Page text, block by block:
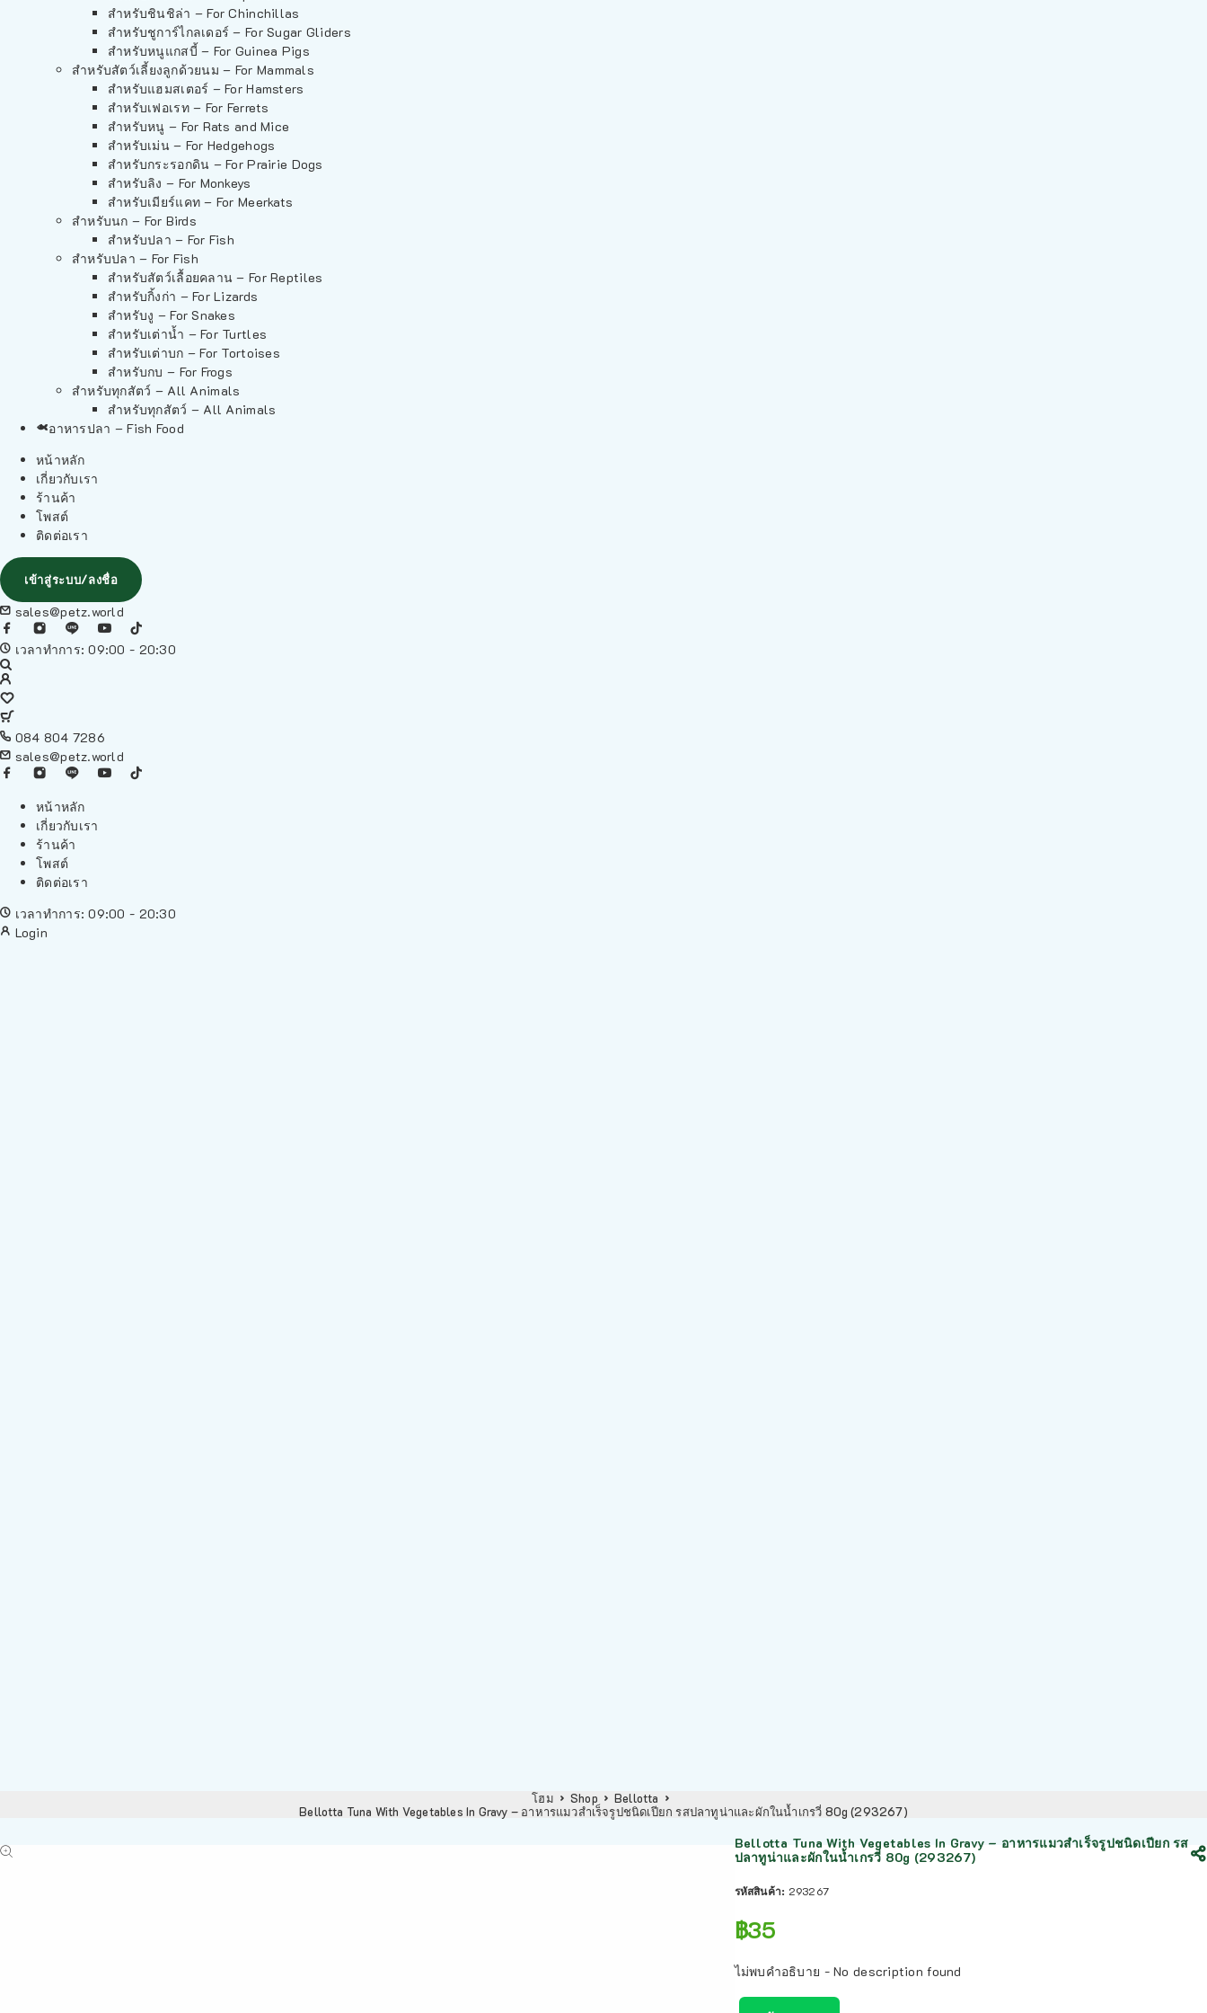
สำหรับชินชิล่า – For Chinchillas
สำหรับชูการ์ไกลเดอร์ – For Sugar Gliders
สำหรับหนูแกสบี้ – For Guinea Pigs
สำหรับสัตว์เลี้ยงลูกด้วยนม – For Mammals
สำหรับแฮมสเตอร์ – For Hamsters
สำหรับเฟอเรท – For Ferrets
สำหรับหนู – For Rats and Mice
สำหรับเม่น – For Hedgehogs
สำหรับกระรอกดิน – For Prairie Dogs
สำหรับลิง – For Monkeys
สำหรับเมียร์แคท – For Meerkats
สำหรับนก – For Birds
สำหรับปลา – For Fish
สำหรับปลา – For Fish
สำหรับสัตว์เลื้อยคลาน – For Reptiles
สำหรับกิ้งก่า – For Lizards
สำหรับงู – For Snakes
สำหรับเต่าน้ำ – For Turtles
สำหรับเต่าบก – For Tortoises
สำหรับกบ – For Frogs
สำหรับทุกสัตว์ – All Animals
สำหรับทุกสัตว์ – All Animals
อาหารปลา – Fish Food
หน้าหลัก
เกี่ยวกับเรา
ร้านค้า
โพสต์
ติดต่อเรา
เข้าสู่ระบบ/ลงชื่อ
sales@petz.world
เวลาทำการ: 09:00 - 20:30
084 804 7286
sales@petz.world
หน้าหลัก
เกี่ยวกับเรา
ร้านค้า
โพสต์
ติดต่อเรา
เวลาทำการ: 09:00 - 20:30
Login
โฮม Shop
Bellotta
Bellotta Tuna With Vegetables In Gravy – อาหารแมวสำเร็จรูปชนิดเปียก รสปลาทูน่าและผักในน้ำเกรวี่ 80g (293267)
Bellotta Tuna With Vegetables In Gravy – อาหารแมวสำเร็จรูปชนิดเปียก รส
ปลาทูน่าและผักในน้ำเกรวี่ 80g (293267)
รหัสสินค้า: 293267
฿35
ไม่พบคำอธิบาย - No description found